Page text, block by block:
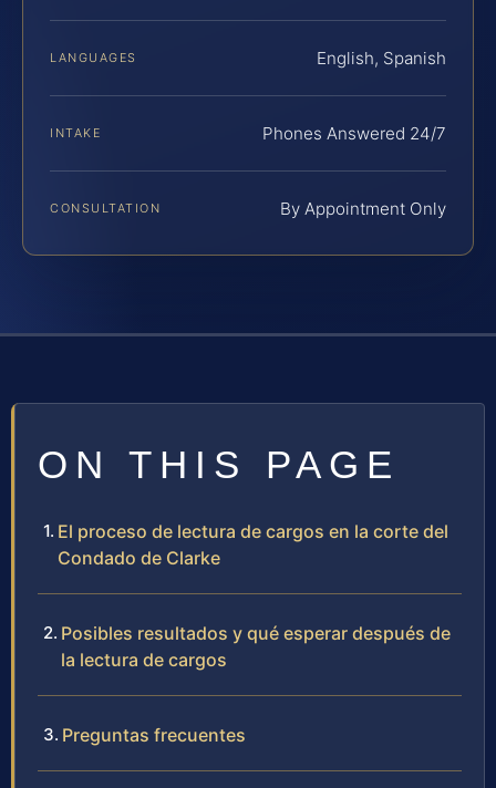
LANGUAGES English, Spanish
INTAKE Phones Answered 24/7
CONSULTATION By Appointment Only
ON THIS PAGE
El proceso de lectura de cargos en la corte del
Condado de Clarke
Posibles resultados y qué esperar después de
la lectura de cargos
Preguntas frecuentes